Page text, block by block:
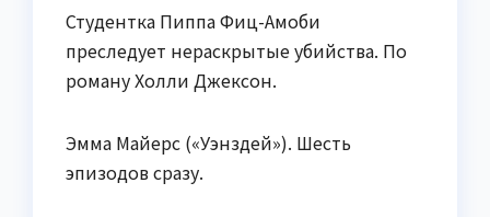
Студентка Пиппа Фиц-Амоби
преследует нераскрытые убийства. По
роману Холли Джексон.
Эмма Майерс («Уэнздей»). Шесть
эпизодов сразу.